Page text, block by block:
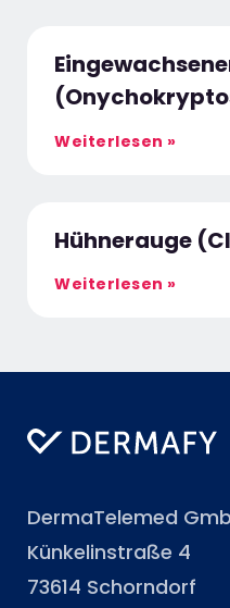
Weiterlesen »
Hühnerauge
Weiterlesen »
DermaTelemed
Künkelinstraße 4
73614 Schorndorf